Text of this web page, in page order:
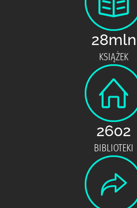
28mln
KSIĄŻEK
2602
BIBLIOTEKI